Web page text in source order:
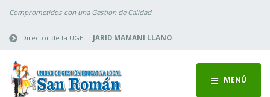
Comprometidos con una Gestion de Calidad
Director de la UGEL : JARID MAMANI LLANO
MENÚ